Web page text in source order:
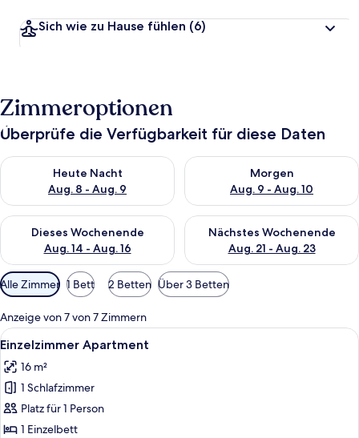
Sich wie zu Hause fühlen (6)
Zimmeroptionen
Überprüfe die Verfügbarkeit für diese Daten
Heute Nacht
Aug. 8 - Aug. 9
Überprüfe die Verfügbarkeit für heute Nacht, Aug. 8 - Aug. 9.
Morgen
Aug. 9 - Aug. 10
Überprüfe die Verfügbarkeit
Dieses Wochenende
Aug. 14 - Aug. 16
Überprüfe die Verfügbarkeit für dieses Wochenende, Aug. 14
Nächstes Wochenende
Aug. 21 - Aug. 23
Überprüfe die Verfügbarkeit
Verfügbare
Filter
für
Zimmer
Alle Zimmer 1 Bett 2 Betten Über 3 Betten
Anzeige von 7 von 7 Zimmern
Alle
Fotos
für
Einzelzimmer
Apartment
anzeigen
Ein modernes Hotelzimmer mit Bett,
6
Einzelzimmer Apartment
16 m²
1 Schlafzimmer
Platz für 1 Person
1 Einzelbett